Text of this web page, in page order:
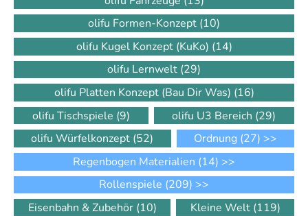
olifu Formen-Konzept (10)
olifu Kugel Konzept (KuKo) (14)
olifu Lernwelt (29)
olifu Platten Konzept (Bau Dir Was) (16)
olifu Tischspiele (9) olifu U3 Bereich (29)
olifu Würfelkonzept (52) Ordnung (27) >>
Regenbogen Materialien (14) >>
Rollenspiele (209) >>
Eisenbahn & Zubehör (10) Kleine Welt (119)